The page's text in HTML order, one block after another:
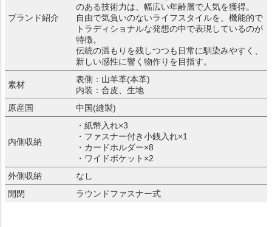
ブランド紹介
のある技術力は、幅広い年齢層で人気を獲得。
自由で気負いのないライフスタイルを、機能的で
トラディショナルな発想の中で表現しているのが
特徴。
伝統の温もりを残しつつも日常に馴染みやすく、
新しい感性に響く物作りを目指す。
素材
表側：山羊革(本革)
内装：合皮、生地
原産国
中国(縫製)
内側収納
・紙幣入れ×3
・ファスナー付き小銭入れ×1
・カードホルダー×8
・ワイドポケット×2
外側収納
なし
開閉
ラウンドファスナー式